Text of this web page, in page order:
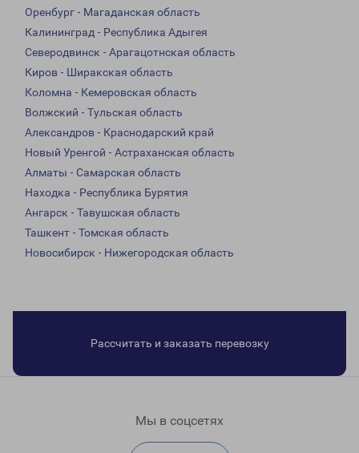
Оренбург - Магаданская область
Калининград - Республика Адыгея
Северодвинск - Арагацотнская область
Киров - Ширакская область
Коломна - Кемеровская область
Волжский - Тульская область
Александров - Краснодарский край
Новый Уренгой - Астраханская область
Алматы - Самарская область
Находка - Республика Бурятия
Ангарск - Тавушская область
Ташкент - Томская область
Новосибирск - Нижегородская область
Рассчитать и заказать перевозку
Мы в соцсетях